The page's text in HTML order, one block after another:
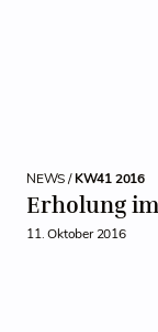
NEWS /KW41 2016
Erholung
11. Oktober 2016